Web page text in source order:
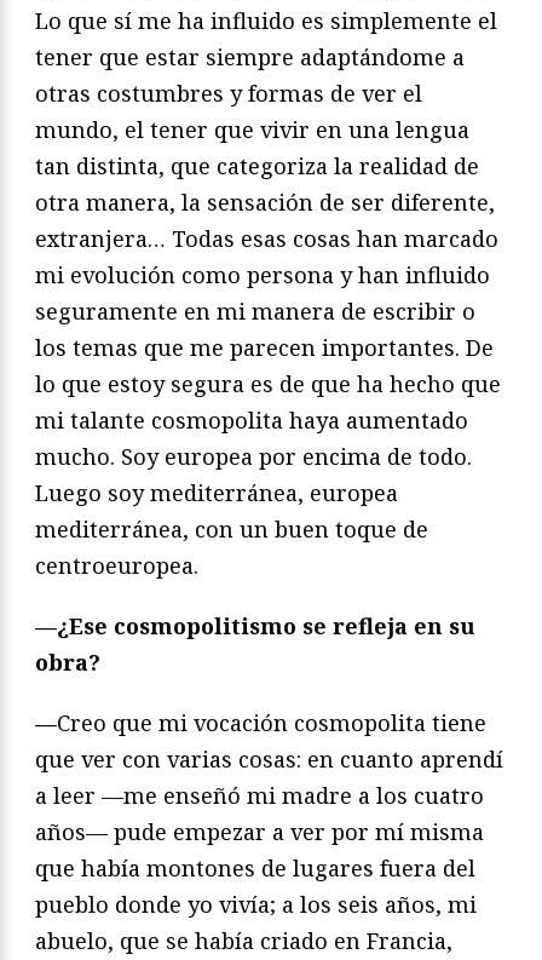
Lo que sí me ha influido es simplemente el
tener que estar siempre adaptándome a
otras costumbres y formas de ver el
mundo, el tener que vivir en una lengua
tan distinta, que categoriza la realidad de
otra manera, la sensación de ser diferente,
extranjera… Todas esas cosas han marcado
mi evolución como persona y han influido
seguramente en mi manera de escribir o
los temas que me parecen importantes. De
lo que estoy segura es de que ha hecho que
mi talante cosmopolita haya aumentado
mucho. Soy europea por encima de todo.
Luego soy mediterránea, europea
mediterránea, con un buen toque de
centroeuropea.
—¿Ese cosmopolitismo se refleja en su
obra?
—Creo que mi vocación cosmopolita tiene
que ver con varias cosas: en cuanto aprendí
a leer —me enseñó mi madre a los cuatro
años— pude empezar a ver por mí misma
que había montones de lugares fuera del
pueblo donde yo vivía; a los seis años, mi
abuelo, que se había criado en Francia,